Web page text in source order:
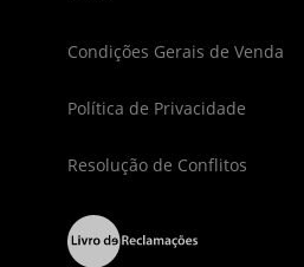
Condições Gerais de Venda
Política de Privacidade
Resolução de Conflitos